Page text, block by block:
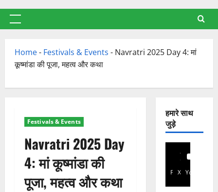
प्राथमिक
Home- Festivals & Events - Navratri 2025 Day 4: मां
कूष्मांडा की पूजा, महत्व और कथा
Festivals & Events
Navratri 2025 Day
4: मां कूष्मांडा की
पूजा, महत्व और कथा
हमारे साथ
जुड़े
Facebook
X YouTube